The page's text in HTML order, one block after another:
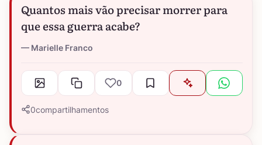
Quantos mais vão precisar morrer para
que essa guerra acabe?
Marielle Franco
0
0compartilhamentos